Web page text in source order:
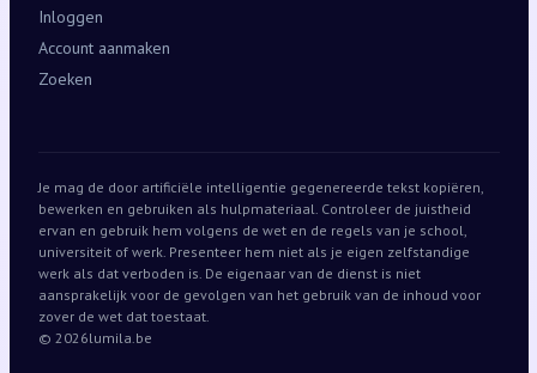
Inloggen
Account aanmaken
Zoeken
Je mag de door artificiële intelligentie gegenereerde tekst kopiëren,
bewerken en gebruiken als hulpmateriaal. Controleer de juistheid
ervan en gebruik hem volgens de wet en de regels van je school,
universiteit of werk. Presenteer hem niet als je eigen zelfstandige
werk als dat verboden is. De eigenaar van de dienst is niet
aansprakelijk voor de gevolgen van het gebruik van de inhoud voor
zover de wet dat toestaat.
© 2026lumila.be